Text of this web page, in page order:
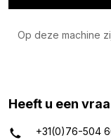
Op deze machine
Heeft u een
+31(0)76-504